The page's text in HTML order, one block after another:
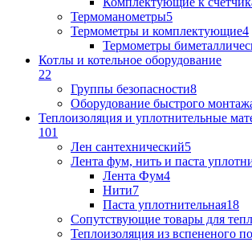
Термоманометры5
Термометры и комплектующие4
Термометры
Котлы и котельное оборудование
22
Группы безопасности8
Оборудование быстрого
Теплоизоляция и уплотнительные
101
Лен сантехнический5
Лента фум, нить и паста
Лента Фум4
Нити7
Паста уплотнительная18
Сопутствующие товары для
Теплоизоляция из вспененого